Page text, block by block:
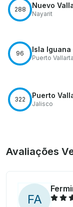
288 Nuevo
Nayarit
96 Isla Iguana
Puerto Vallarta
322 Puerto
Jalisco
Avaliações
FA